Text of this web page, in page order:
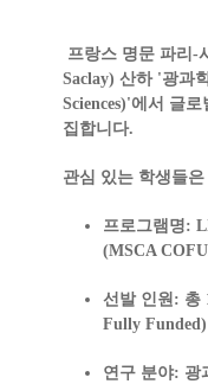
프랑스 명문 파리-
Saclay) 산하 '광과
Sciences)'에서 글
집합니다.
관심 있는 학생들
프로그램명:
(MSCA
선발 인원: 총
Fully Funded)
연구 분야: 광